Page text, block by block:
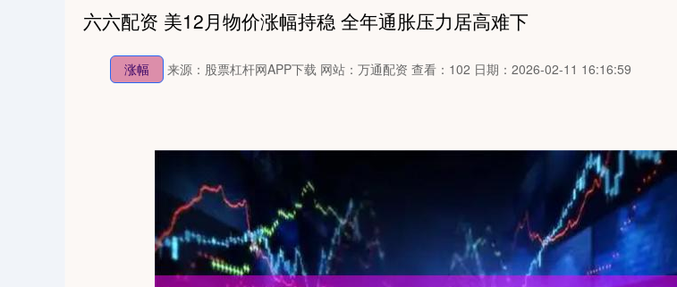
六六配资 美12月物价涨幅持稳 全年通胀压力居高难下
涨幅 来源：股票杠杆网APP下载 网站：万通配资 查看：102 日期：2026-02-11 16:16:59